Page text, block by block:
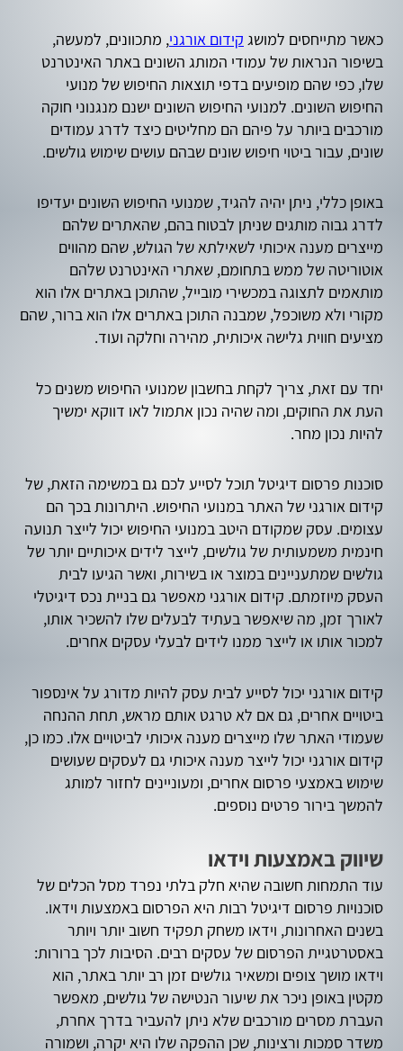
כאשר מתייחסים למושג קידום אורגני, מתכוונים, למעשה,
בשיפור הנראות של עמודי המותג השונים באתר האינטרנט
שלו, כפי שהם מופיעים בדפי תוצאות החיפוש של מנועי
החיפוש השונים. למנועי החיפוש השונים ישנם מנגנוני חוקה
מורכבים ביותר על פיהם הם מחליטים כיצד לדרג עמודים
שונים, עבור ביטוי חיפוש שונים שבהם עושים שימוש גולשים.
באופן כללי, ניתן יהיה להגיד, שמנועי החיפוש השונים יעדיפו
לדרג גבוה מותגים שניתן לבטוח בהם, שהאתרים שלהם
מייצרים מענה איכותי לשאילתא של הגולש, שהם מהווים
אוטוריטה של ממש בתחומם, שאתרי האינטרנט שלהם
מותאמים לתצוגה במכשירי מובייל, שהתוכן באתרים אלו הוא
מקורי ולא משוכפל, שמבנה התוכן באתרים אלו הוא ברור, שהם
מציעים חווית גלישה איכותית, מהירה וחלקה ועוד.
יחד עם זאת, צריך לקחת בחשבון שמנועי החיפוש משנים כל
העת את החוקים, ומה שהיה נכון אתמול לאו דווקא ימשיך
להיות נכון מחר.
סוכנות פרסום דיגיטל תוכל לסייע לכם גם במשימה הזאת, של
קידום אורגני של האתר במנועי החיפוש. היתרונות בכך הם
עצומים. עסק שמקודם היטב במנועי החיפוש יכול לייצר תנועה
חינמית משמעותית של גולשים, לייצר לידים איכותיים יותר של
גולשים שמתעניינים במוצר או בשירות, ואשר הגיעו לבית
העסק מיוזמתם. קידום אורגני מאפשר גם בניית נכס דיגיטלי
לאורך זמן, מה שיאפשר בעתיד לבעלים שלו להשכיר אותו,
למכור אותו או לייצר ממנו לידים לבעלי עסקים אחרים.
קידום אורגני יכול לסייע לבית עסק להיות מדורג על אינספור
ביטויים אחרים, גם אם לא טרגט אותם מראש, תחת ההנחה
שעמודי האתר שלו מייצרים מענה איכותי לביטויים אלו. כמו כן,
קידום אורגני יכול לייצר מענה איכותי גם לעסקים שעושים
שימוש באמצעי פרסום אחרים, ומעוניינים לחזור למותג
להמשך בירור פרטים נוספים.
שיווק באמצעות וידאו
עוד התמחות חשובה שהיא חלק בלתי נפרד מסל הכלים של
סוכנויות פרסום דיגיטל רבות היא הפרסום באמצעות וידאו.
בשנים האחרונות, וידאו משחק תפקיד חשוב יותר ויותר
באסטרטגיית הפרסום של עסקים רבים. הסיבות לכך ברורות:
וידאו מושך צופים ומשאיר גולשים זמן רב יותר באתר, הוא
מקטין באופן ניכר את שיעור הנטישה של גולשים, מאפשר
העברת מסרים מורכבים שלא ניתן להעביר בדרך אחרת,
משדר סמכות ורצינות, שכן ההפקה שלו היא יקרה, ושמורה